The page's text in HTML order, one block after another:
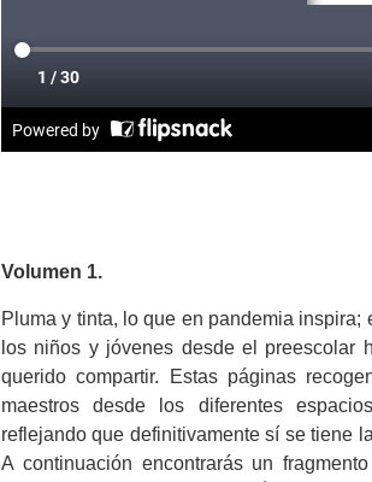
Volumen 1.
Pluma y tinta, lo que en pandemia
los niños y jóvenes desde el preescolar
querido compartir. Estas páginas
maestros desde los diferentes
reflejando que definitivamente sí se tiene
A continuación encontrarás un